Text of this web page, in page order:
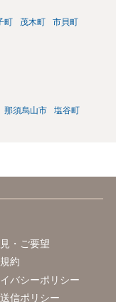
町 茂木町
市貝町
那須烏山市
塩谷町
・ご要望
約
バシーポリシー
信ポリシー